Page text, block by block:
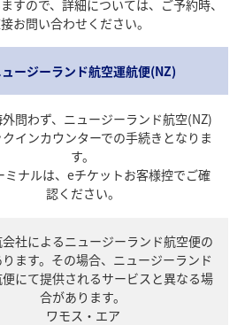
すので、詳細については、ご予約時、
お問い合わせください。
ージーランド航空運航便(NZ)
問わず、ニュージーランド航空(NZ)
インカウンターでの手続きとなりま
す。
ミナルは、eチケットお客様控でご確
認ください。
社によるニュージーランド航空便の
ます。その場合、ニュージーランド
にて提供されるサービスと異なる場
合があります。
ワモス・エア